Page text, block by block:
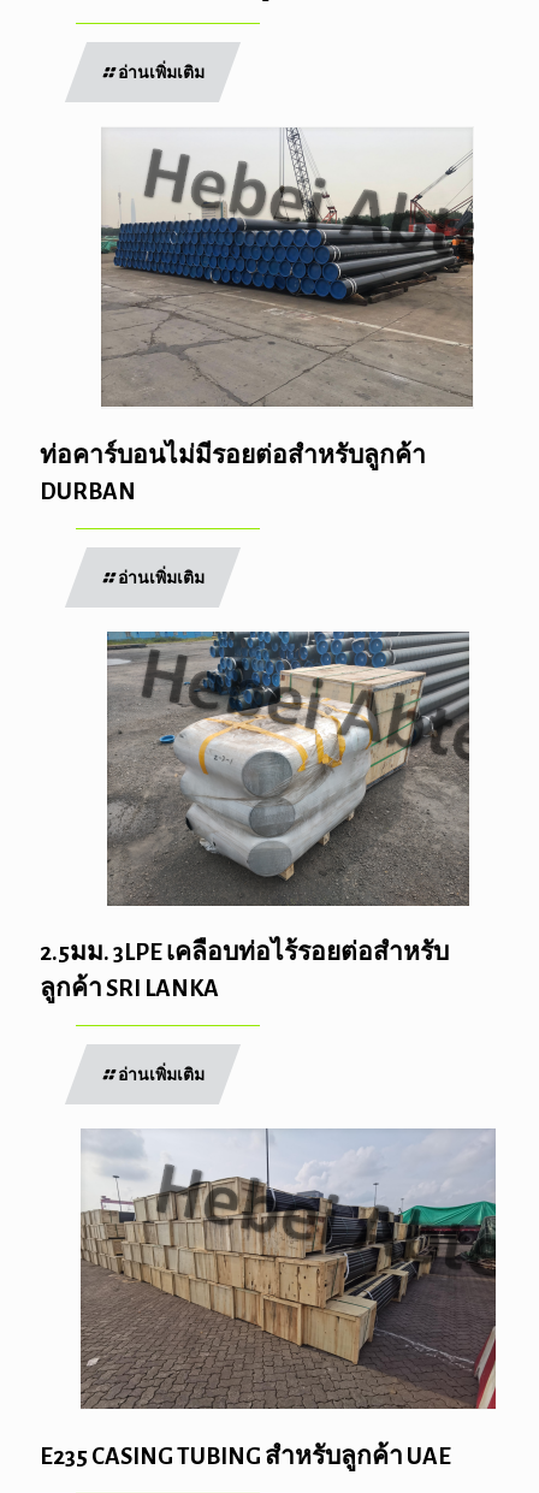
อ่านเพิ่มเติม
ท่อคาร์บอนไม่มีรอยต่อสำหรับลูกค้า
DURBAN
อ่านเพิ่มเติม
2.5มม. 3LPE เคลือบท่อไร้รอยต่อสำหรับ
ลูกค้า SRI LANKA
อ่านเพิ่มเติม
E235 CASING TUBING สำหรับลูกค้า UAE